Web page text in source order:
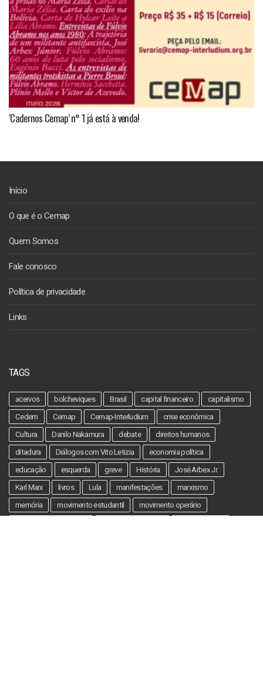
‘Cadernos Cemap’ n° 1 já está à venda!
Início
O que é o Cemap
Quem Somos
Fale conosco
Política de privacidade
Links
TAGS
acervos bolcheviques Brasil capital financeiro
capitalismo
Cedem
Cemap Cemap-Interludium
crise econômica
Cultura
Danilo Nakamura debate
direitos humanos
ditadura
Diálogos com Vito Letizia
economia política
educação
esquerda greve História
José Arbex Jr.
Karl Marx
livros Lula manifestações
marxismo
memória
movimento estudantil
movimento operário